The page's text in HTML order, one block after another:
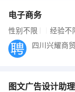
电子商务
性别不限 经验不
四川兴耀商
图文广告设计助理